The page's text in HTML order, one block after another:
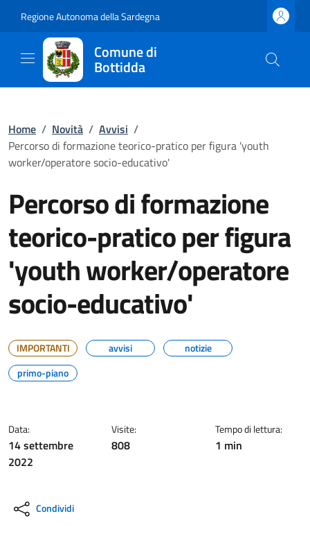
Regione Autonoma della Sardegna
Comune di
Bottidda
Home / Novità / Avvisi /
Percorso di formazione teorico-pratico per figura 'youth
worker/operatore socio-educativo'
Percorso di formazione
teorico-pratico per figura
'youth worker/operatore
socio-educativo'
IMPORTANTI avvisi
notizie
primo-piano
Data:
14 settembre
2022
Visite:
808
Tempo di lettura:
1 min
Condividi